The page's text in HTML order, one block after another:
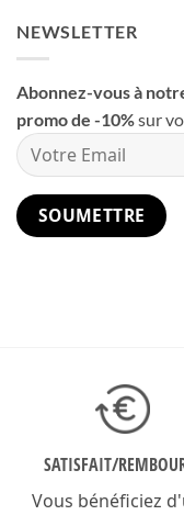
NEWSLETTER
Abonnez-vous à
promo de -10%sur
SATISFAIT/
Vous bénéficiez